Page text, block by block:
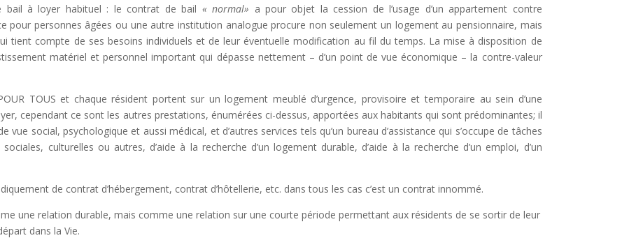
bail à loyer habituel : le contrat de bail « normal» a pour objet la cession de l’usage d’un appartement contre
pour personnes âgées ou une autre institution analogue procure non seulement un logement au pensionnaire, mais
tient compte de ses besoins individuels et de leur éventuelle modification au fil du temps. La mise à disposition de
matériel et personnel important qui dépasse nettement – d’un point de vue économique – la contre-valeur
TOUS et chaque résident portent sur un logement meublé d’urgence, provisoire et temporaire au sein d’une
cependant ce sont les autres prestations, énumérées ci-dessus, apportées aux habitants qui sont prédominantes; il
vue social, psychologique et aussi médical, et d’autres services tels qu’un bureau d’assistance qui s’occupe de tâches
culturelles ou autres, d’aide à la recherche d’un logement durable, d’aide à la recherche d’un emploi, d’un
de contrat d’hébergement, contrat d’hôtellerie, etc. dans tous les cas c’est un contrat innommé.
une relation durable, mais comme une relation sur une courte période permettant aux résidents de se sortir de leur
dans la Vie.